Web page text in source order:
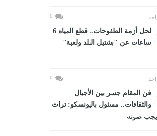
0
لحل أزمة الطفوحات.. قطع المياه 6
ساعات عن "بشتيل البلد ولعبة"
0
فن المقام جسر بين الأجيال
والثقافات.. مسئول باليونسكو: تراث
يجب صونه